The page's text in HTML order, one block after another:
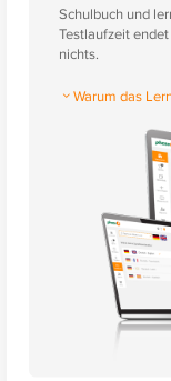
Schulbuch und
Testlaufzeit
nichts.
Warum das